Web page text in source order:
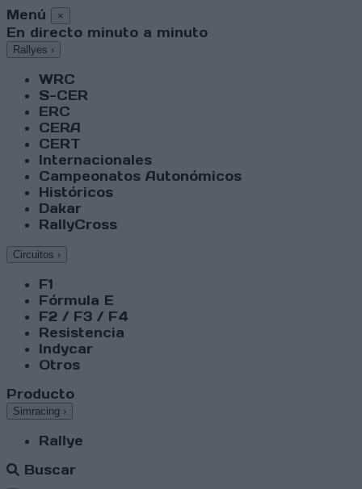
Menú ×
En directo minuto a minuto
Rallyes ›
WRC
S-CER
ERC
CERA
CERT
Internacionales
Campeonatos Autonómicos
Históricos
Dakar
RallyCross
Circuitos ›
F1
Fórmula E
F2 / F3 / F4
Resistencia
Indycar
Otros
Producto
Simracing ›
Rallye
Buscar